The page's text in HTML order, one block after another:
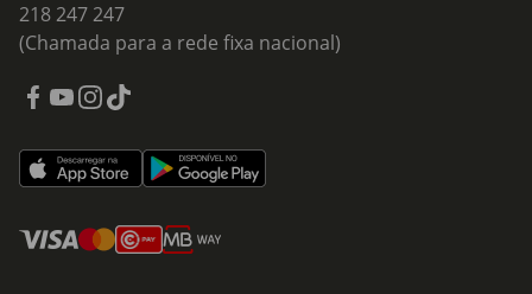
218 247 247
(Chamada para a rede fixa nacional)